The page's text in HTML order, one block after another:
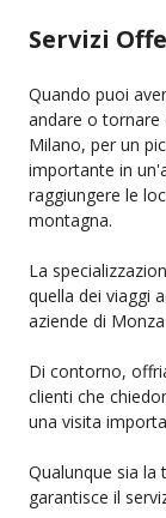
Servizi
Quando puoi
andare o tornare
Milano, per un
importante in
raggiungere le
montagna.
La
quella dei viaggi
aziende di
Di contorno,
clienti che
una visita
Qualunque sia la
garantisce il